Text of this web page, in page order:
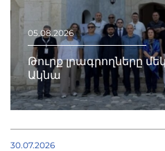
05.08.2026
Թուրք լրագրողները
Ակնա
30.07.2026